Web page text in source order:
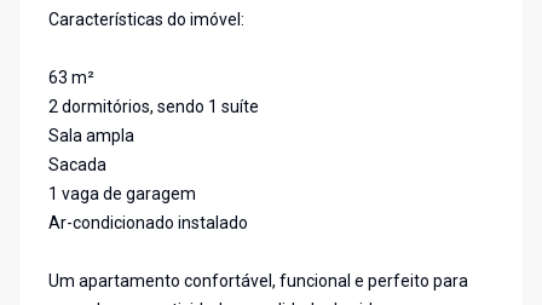
Características do imóvel:
63 m²
2 dormitórios, sendo 1 suíte
Sala ampla
Sacada
1 vaga de garagem
Ar-condicionado instalado
Um apartamento confortável, funcional e perfeito para